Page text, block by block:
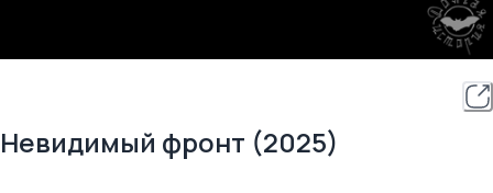
Невидимый фронт (2025)